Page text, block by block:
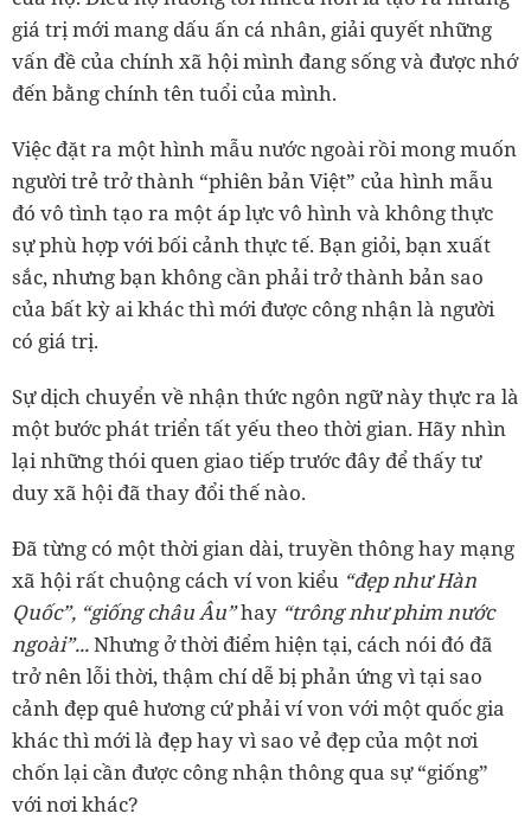
giá trị mới mang dấu ấn cá nhân, giải quyết những
vấn đề của chính xã hội mình đang sống và được nhớ
đến bằng chính tên tuổi của mình.
Việc đặt ra một hình mẫu nước ngoài rồi mong muốn
người trẻ trở thành “phiên bản Việt” của hình mẫu
đó vô tình tạo ra một áp lực vô hình và không thực
sự phù hợp với bối cảnh thực tế. Bạn giỏi, bạn xuất
sắc, nhưng bạn không cần phải trở thành bản sao
của bất kỳ ai khác thì mới được công nhận là người
có giá trị.
Sự dịch chuyển về nhận thức ngôn ngữ này thực ra là
một bước phát triển tất yếu theo thời gian. Hãy nhìn
lại những thói quen giao tiếp trước đây để thấy tư
duy xã hội đã thay đổi thế nào.
Đã từng có một thời gian dài, truyền thông hay mạng
xã hội rất chuộng cách ví von kiểu “đẹp như Hàn
Quốc”, “giống châu Âu”hay “trông như phim nước
ngoài”...Nhưng ở thời điểm hiện tại, cách nói đó đã
trở nên lỗi thời, thậm chí dễ bị phản ứng vì tại sao
cảnh đẹp quê hương cứ phải ví von với một quốc gia
khác thì mới là đẹp hay vì sao vẻ đẹp của một nơi
chốn lại cần được công nhận thông qua sự “giống”
với nơi khác?